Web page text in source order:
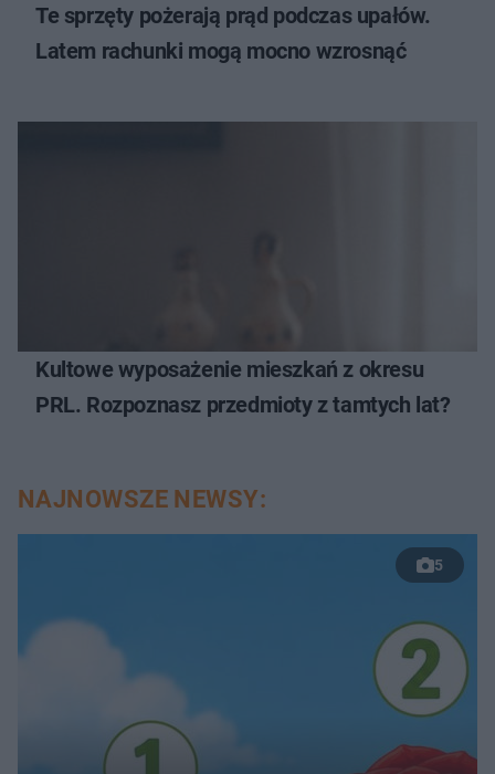
Te sprzęty pożerają prąd podczas upałów.
Latem rachunki mogą mocno wzrosnąć
Kultowe wyposażenie mieszkań z okresu
PRL. Rozpoznasz przedmioty z tamtych lat?
NAJNOWSZE NEWSY:
5